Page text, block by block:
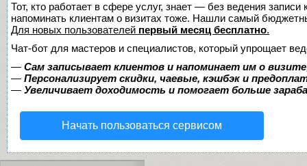
Тот, кто работает в сфере услуг, знает — без ведения
напоминать клиентам о визитах тоже. Нашли самый
Для новых пользователей первый месяц бесплатно.
Чат-бот для мастеров и специалистов, который упрощает
— Сам записывает клиентов и напоминает им о
— Персонализирует скидки, чаевые, кэшбэк и
— Увеличивает доходимость и помогает больше
Начать пользоваться сервисом